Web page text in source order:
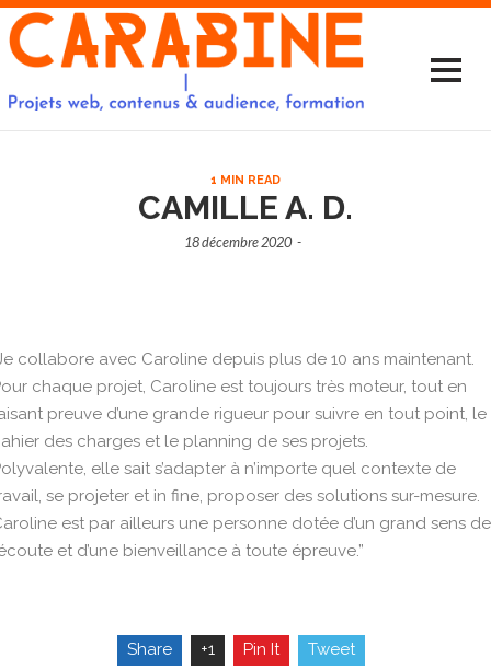
1 MIN READ
CAMILLE A. D.
18 décembre 2020 -
collabore avec Caroline depuis plus de 10 ans maintenant.
chaque projet, Caroline est toujours très moteur, tout en
preuve d’une grande rigueur pour suivre en tout point, le
des charges et le planning de ses projets.
elle sait s’adapter à n’importe quel contexte de
se projeter et in fine, proposer des solutions sur-mesure.
est par ailleurs une personne dotée d’un grand sens de
et d’une bienveillance à toute épreuve.”
Share +1 Pin It Tweet